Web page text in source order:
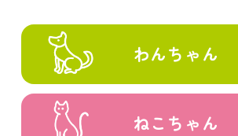
わんちゃん
ねこちゃん